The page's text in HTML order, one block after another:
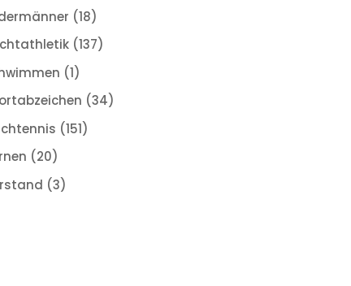
(18)
(137)
(1)
(34)
(151)
(20)
(3)